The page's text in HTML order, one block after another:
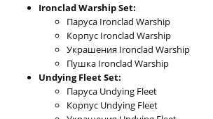
Ironclad Warship Set:
Паруса Ironclad Warship
Корпус Ironclad Warship
Украшения Ironclad Warship
Пушка Ironclad Warship
Undying Fleet Set:
Паруса Undying Fleet
Корпус Undying Fleet